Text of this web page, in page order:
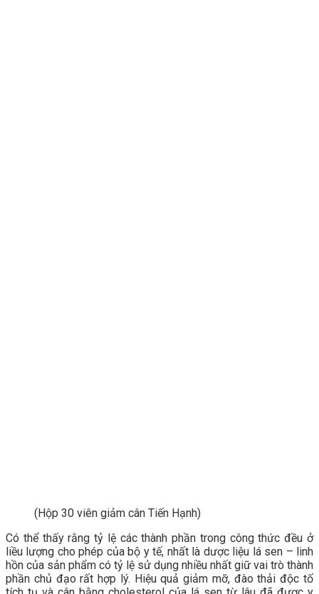
(Hộp 30 viên giảm cân Tiến Hạnh)
Có thể thấy rằng tỷ lệ các thành phần trong công thức đều ở
liều lượng cho phép của bộ y tế, nhất là dược liệu lá sen – linh
hồn của sản phẩm có tỷ lệ sử dụng nhiều nhất giữ vai trò thành
phần chủ đạo rất hợp lý. Hiệu quả giảm mỡ, đào thải độc tố